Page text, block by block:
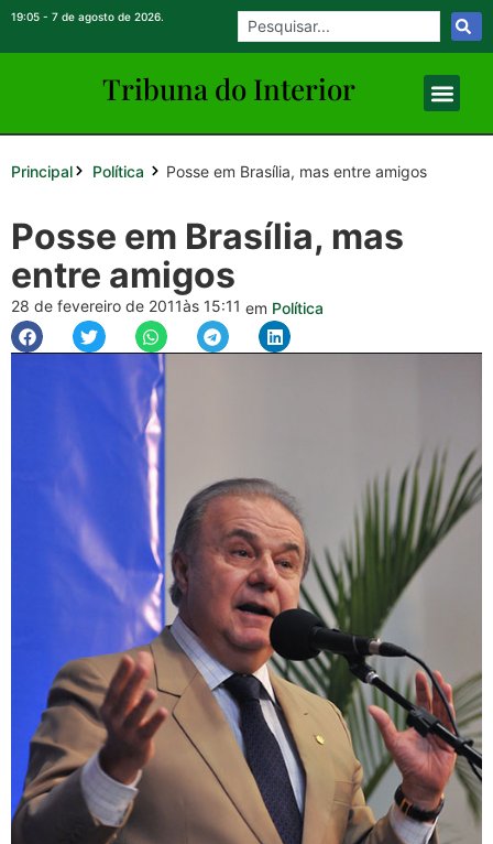
19:05 - 7 de agosto de 2026.
Tribuna do Interior
Principal Política Posse em Brasília, mas entre amigos
Posse em Brasília, mas
entre amigos
28 de fevereiro de 2011às 15:11 em Política